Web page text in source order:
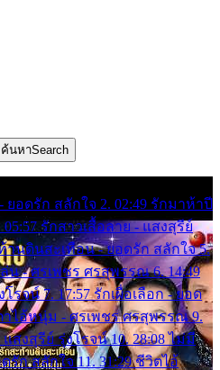
ค้นหาSearch
ยอดรัก สลักใจ 2. 02:49 รักมาห้าปี
รักสาวเสื้อลาย - แสงสุรีย์
านดินสะเทือน - ยอดรัก สลักใจ 5.
น - ศรเพชร ศรสุพรรณ 6. 14:49
รจน์ 7. 17:57 รักเผื่อเลือก - ยอด
าไอ้หนุ่ม - ศรเพชร ศรสุพรรณ 9.
สงสุรีย์ รุ่งโรจน์ 10. 28:08 ไม่มี
รัก สลักใจ 11. 31:29 ชีวิตไอ้